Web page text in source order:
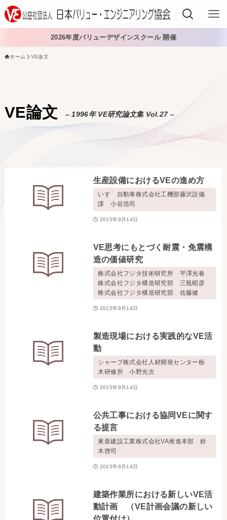
VEを導入する
日本VE協会について
日本VE協会について
資料・論文購入
事務局・勤務体制
アクセス
2026年度バリューデザインスクール 開催
ホーム VE論文
VE論文 – 1996年 VE研究論文集 Vol.27 –
生産設備におけるVEの進め方
いすゞ自動車株式会社工機部藤沢設備
課 小谷浩司
2015年9月14日
VE思考にもとづく耐震・免震構
造の価値研究
株式会社フジタ技術研究所 平澤光春
株式会社フジタ構造研究部 三瓶昭彦
株式会社フジタ構造研究部 佐藤健
2015年9月14日
製造現場における実践的なVE活
動
シャープ株式会社人材開発センター栃
木研修所 小野光次
2015年9月14日
公共工事における協同VEに関す
る提言
東亜建設工業株式会社VA推進本部 鈴
木啓司
2015年9月14日
建築作業所における新しいVE活
動計画 （VE計画会議の新しい